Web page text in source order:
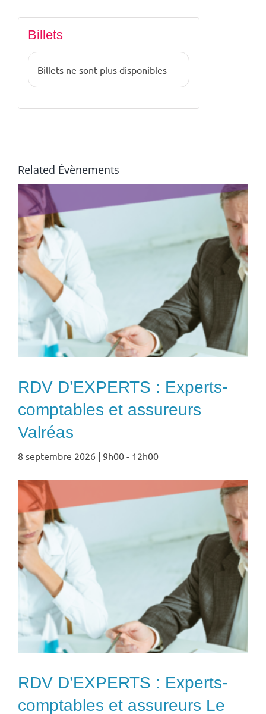
Billets
Billets ne sont plus disponibles
Related Évènements
RDV D’EXPERTS : Experts-
comptables et assureurs
Valréas
8 septembre 2026 | 9h00 - 12h00
RDV D’EXPERTS : Experts-
comptables et assureurs Le